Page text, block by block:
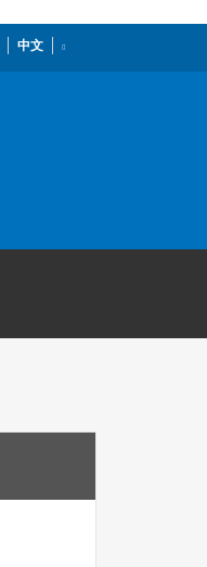
中文